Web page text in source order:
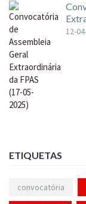
12-
ETIQUETAS
convocatória